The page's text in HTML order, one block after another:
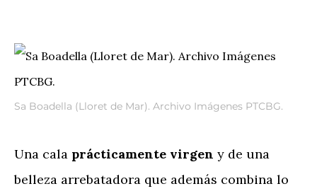
Sa Boadella (Lloret de Mar). Archivo Imágenes PTCBG.
Una cala prácticamente virgen y de una
belleza arrebatadora que además combina lo